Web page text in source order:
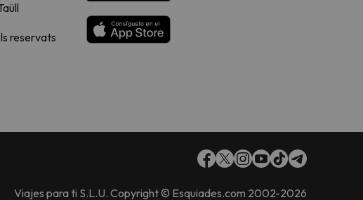
reservats
Viajes para ti S.L.U. Copyright © Esquiades.com 2002-2026